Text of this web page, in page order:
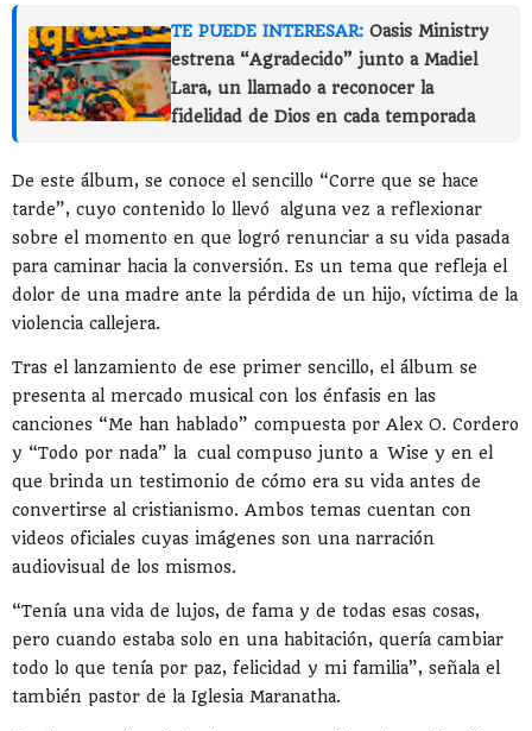
TE PUEDE INTERESAR: Oasis Ministry
estrena “Agradecido” junto a Madiel
Lara, un llamado a reconocer la
fidelidad de Dios en cada temporada
De este álbum, se conoce el sencillo “Corre que se hace
tarde”, cuyo contenido lo llevó alguna vez a reflexionar
sobre el momento en que logró renunciar a su vida pasada
para caminar hacia la conversión. Es un tema que refleja el
dolor de una madre ante la pérdida de un hijo, víctima de la
violencia callejera.
Tras el lanzamiento de ese primer sencillo, el álbum se
presenta al mercado musical con los énfasis en las
canciones “Me han hablado” compuesta por Alex O. Cordero
y “Todo por nada” la cual compuso junto a Wise y en el
que brinda un testimonio de cómo era su vida antes de
convertirse al cristianismo. Ambos temas cuentan con
videos oficiales cuyas imágenes son una narración
audiovisual de los mismos.
“Tenía una vida de lujos, de fama y de todas esas cosas,
pero cuando estaba solo en una habitación, quería cambiar
todo lo que tenía por paz, felicidad y mi familia”, señala el
también pastor de la Iglesia Maranatha.